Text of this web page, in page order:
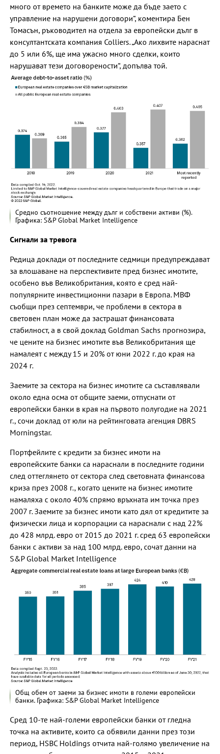
много от времето на банките може да бъде заето с
управление на нарушени договори“, коментира Бен
Томасън, ръководител на отдела за европейски дълг в
консултантската компания Colliers. „Ако лихвите нараснат
до 5 или 6%, ще има ужасно много сделки, които
нарушават тези договорености“, допълва той.
Средно съотношение между дълг и собствени активи (%).
Графика: S&P Global Market Intelligence
Сигнали за тревога
Редица доклади от последните седмици предупреждават
за влошаване на перспективите пред бизнес имотите,
особено във Великобритания, която е сред най-
популярните инвестиционни пазари в Европа. МВФ
съобщи през септември, че проблеми в сектора в
световен план може да застрашат финансовата
стабилност, а в свой доклад Goldman Sachs прогнозира,
че цените на бизнес имотите във Великобритания ще
намалеят с между 15 и 20% от юни 2022 г. до края на
2024 г.
Заемите за сектора на бизнес имотите са съставлявали
около една осма от общите заеми, отпуснати от
европейски банки в края на първото полугодие на 2021
г., сочи доклад от юли на рейтинговата агенция DBRS
Morningstar.
Портфейлите с кредити за бизнес имоти на
европейските банки са нараснали в последните години
след оттеглянето от сектора след световната финансова
криза през 2008 г., когато цените на бизнес имотите
намаляха с около 40% спрямо връхната им точка през
2007 г. Заемите за бизнес имоти като дял от кредитите за
физически лица и корпорации са нараснали с над 22%
до 428 млрд. евро от 2015 до 2021 г. сред 63 европейски
банки с активи за над 100 млрд. евро, сочат данни на
S&P Global Market Intelligence
Общ обем от заеми за бизнес имоти в големи европейски
банки. Графика: S&P Global Market Intelligence
Сред 10-те най-големи европейски банки от гледна
точка на активите, които са обявили данни през този
период, HSBC Holdings отчита най-голямо увеличение на